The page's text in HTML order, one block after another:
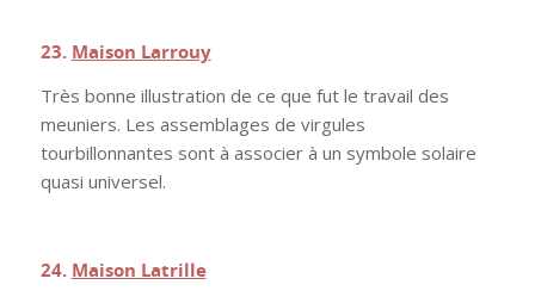
23. Maison Larrouy
Très bonne illustration de ce que fut le travail des
meuniers. Les assemblages de virgules
tourbillonnantes sont à associer à un symbole solaire
quasi universel.
24. Maison Latrille